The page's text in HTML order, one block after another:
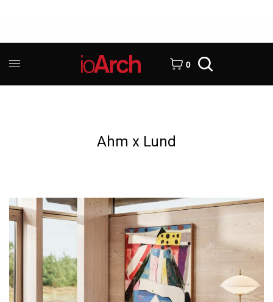
0
Ahm x Lund